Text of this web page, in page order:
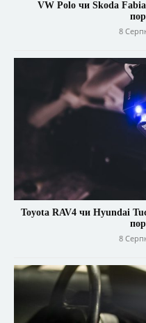
VW Polo чи Skoda
8
Toyota RAV4 чи Hyundai
8